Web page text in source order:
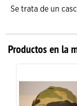
Se trata de un
Productos en la